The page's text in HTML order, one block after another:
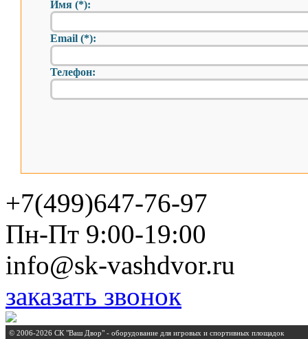
Имя (*):
Email (*):
Телефон:
+7(499)647-76-97
Пн-Пт 9:00-19:00
info@sk-vashdvor.ru
заказать звонок
© 2006-2026 СК "Ваш Двор" - оборудование для игровых и спортивных площадок